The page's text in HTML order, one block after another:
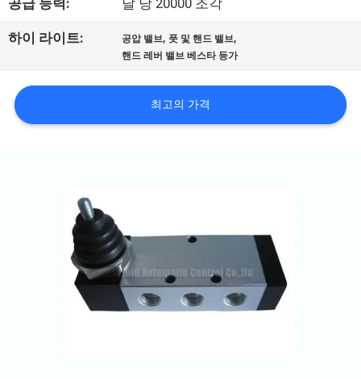
여
장
공급 능력: 달 당 20000 조각
하이 라이트: 공압 밸브, 풋 및 핸드 밸브,
핸드 레버 밸브 베스타 등가
최고의 가격